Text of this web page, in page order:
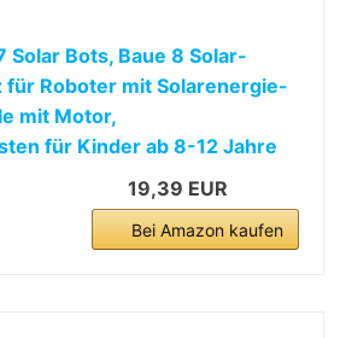
Solar Bots, Baue 8 Solar-
für Roboter mit Solarenergie-
mit Motor,
für Kinder ab 8-12 Jahre
19,39 EUR
Bei Amazon kaufen